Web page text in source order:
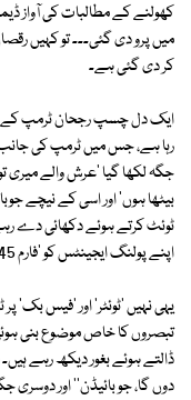
کھولنے کے مطالبات کی آواز
میں پرو دی گئی۔۔۔ تو کہیں
کر دی گئی ہے۔
ایک دل چسپ رجحان ٹرمپ کے
رہا ہے، جس میں ٹرمپ کی
جگہ لکھا گیا 'عرش والے
بیٹھا ہوں' اور اسی کے نیچے
ٹوئٹ کرتے ہوئے دکھائی دے
اپنے پولنگ ایجینٹس کو 'فارم 45' نہ دیے جانے کا شکوہ پوسٹ کیا گیا ہے۔
یہی نہیں 'ٹوئٹر' اور 'فیس بک' پر
تبصروں کا خاص موضوع بنی
ڈالتے ہوئے بغور دیکھ رہے
دوں گا، جو بائیڈن'' اور دوسری